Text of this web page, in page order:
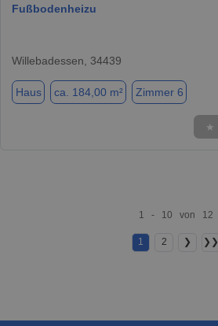
Fußbodenheizu
Willebadessen, 34439
Haus ca. 184,00 m² Zimmer 6
★
1 - 10 von 12
1 2 ❯ ❯❯